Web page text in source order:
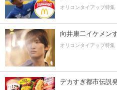
オリコンタイアップ特集
向井康二イケメン
オリコンタイアップ特集
デカすぎ都市伝説